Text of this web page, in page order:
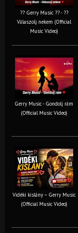
?? Gerry Music ?? - ??
Válaszolj nekem (Official
Music Video)
Gerry Music - Gondolj rám
(Official Music Video)
Vidéki kislány – Gerry Music
(Official Music Video)